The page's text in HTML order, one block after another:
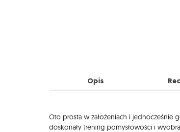
Opis
Opis
Oto prosta w założeniach i jednocześnie
doskonały trening pomysłowości i